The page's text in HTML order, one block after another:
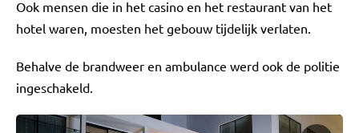
Ook mensen die in het casino en het restaurant van het
hotel waren, moesten het gebouw tijdelijk verlaten.
Behalve de brandweer en ambulance werd ook de politie
ingeschakeld.